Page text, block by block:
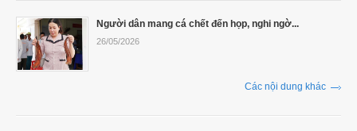
Người dân mang cá chết đến họp, nghi ngờ...
26/05/2026
Các nội dung khác